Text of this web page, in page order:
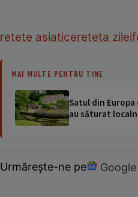
retete asiaticereteta zilei
MAI MULTE PENTRU TINE
Satul din
au săturat
Urmărește-ne pe